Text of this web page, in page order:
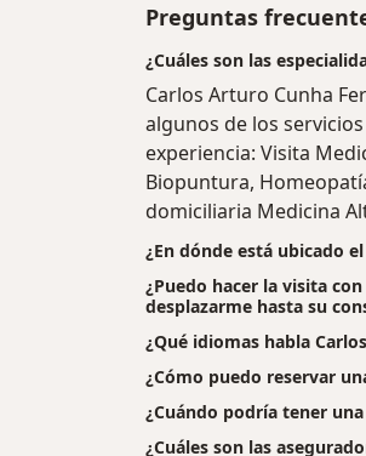
Preguntas
¿Cuáles son las
Carlos Arturo Cunha
algunos de los
experiencia: Visita
Biopuntura,
domiciliaria Medicina
¿En dónde está ubicado
¿Puedo hacer la visita
desplazarme hasta su
¿Qué idiomas habla
¿Cómo puedo reservar
¿Cuándo podría tener
¿Cuáles son las